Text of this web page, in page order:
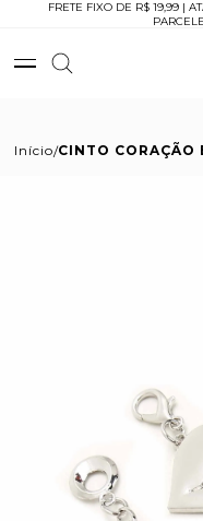
FRETE FIXO DE R$ 19,99 |
Início CINTO CORAÇÃO